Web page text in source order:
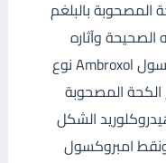
المصحوبة بالبلغم
وآثاره
الجانبية والمزيد. اسم الدواء امبروكسول Ambroxol نوع
الكحة المصحوبة
الشكل
امبروكسول